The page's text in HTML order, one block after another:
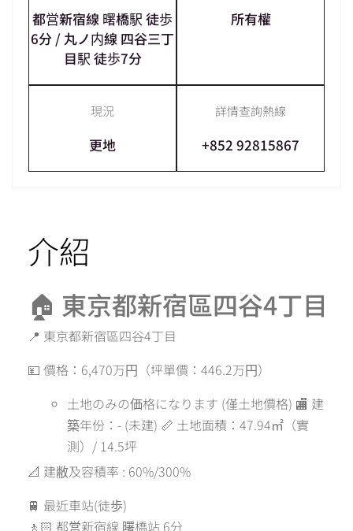
都営新宿線 曙橋駅 徒歩
6分 / 丸ノ内線 四谷三丁
目駅 徒歩7分
所有權
現況
更地
詳情查詢熱線
+852 92815867
介紹
🏠 東京都新宿區四谷4丁目
📍 東京都新宿區四谷4丁目
💴 價格：6,470万円（坪單價：446.2万円）
土地のみの価格になります (僅土地價格) 🏬 建
築年份：- (未建) 📏 土地面積：47.94㎡（實
測）/ 14.5坪
📐 建敝及容積率 : 60%/300%
🚆 最近車站(徒歩)
🚶🏻 都営新宿線 曙橋站 6分